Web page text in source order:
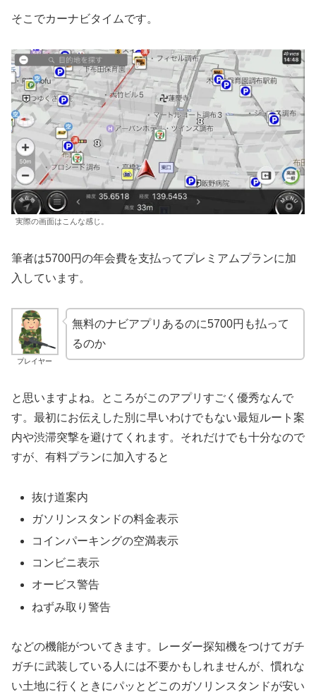
そこでカーナビタイムです。
実際の画面はこんな感じ。
筆者は5700円の年会費を支払ってプレミアムプランに加
入しています。
プレイヤー
無料のナビアプリあるのに5700円も払って
るのか
と思いますよね。ところがこのアプリすごく優秀なんで
す。最初にお伝えした別に早いわけでもない最短ルート案
内や渋滞突撃を避けてくれます。それだけでも十分なので
すが、有料プランに加入すると
抜け道案内
ガソリンスタンドの料金表示
コインパーキングの空満表示
コンビニ表示
オービス警告
ねずみ取り警告
などの機能がついてきます。レーダー探知機をつけてガチ
ガチに武装している人には不要かもしれませんが、慣れな
い土地に行くときにパッとどこのガソリンスタンドが安い